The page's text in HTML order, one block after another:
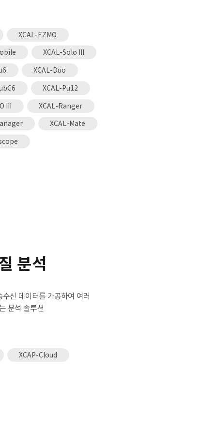
XCAL-EZMO
XCAL-Solo III
XCAL-Duo
XCAL-Pu12
III XCAL-Ranger
XCAL-Mate
분석
신 데이터를 가공하여 여러
분석 솔루션
XCAP-Cloud